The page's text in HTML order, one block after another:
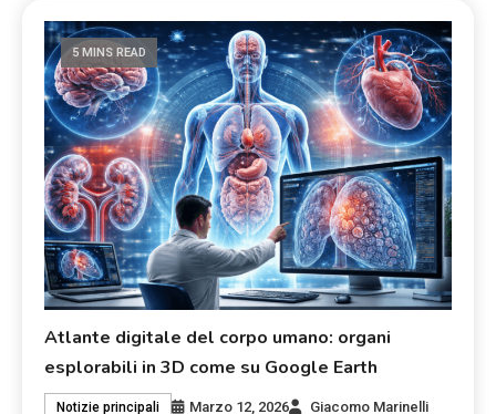
5 MINS READ
Atlante digitale del corpo umano: organi
esplorabili in 3D come su Google Earth
Notizie principali Marzo 12, 2026 Giacomo Marinelli